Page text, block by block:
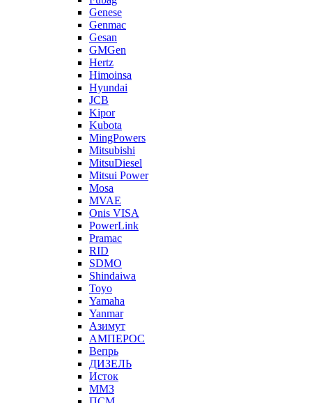
Genese
Genmac
Gesan
GMGen
Hertz
Himoinsa
Hyundai
JCB
Kipor
Kubota
MingPowers
Mitsubishi
MitsuDiesel
Mitsui Power
Mosa
MVAE
Onis VISA
PowerLink
Pramac
RID
SDMO
Shindaiwa
Toyo
Yamaha
Yanmar
Азимут
АМПЕРОС
Вепрь
ДИЗЕЛЬ
Исток
ММЗ